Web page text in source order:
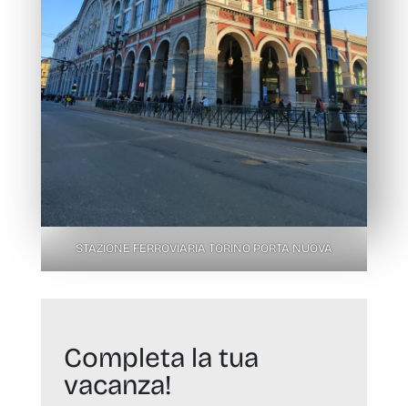
STAZIONE FERROVIARIA TORINO PORTA NUOVA
Completa la tua
vacanza!